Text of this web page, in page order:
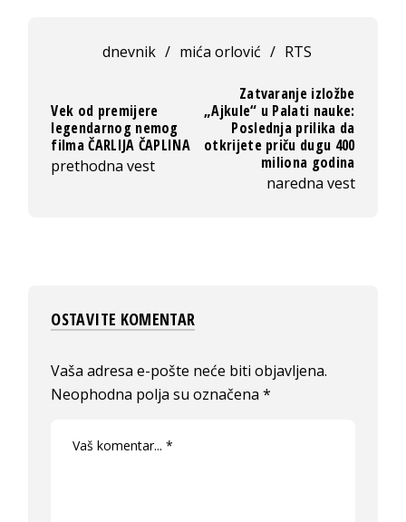
dnevnik / mića orlović / RTS
Vek od premijere
legendarnog nemog
filma ČARLIJA ČAPLINA
prethodna vest
Zatvaranje izložbe
„Ajkule“ u Palati nauke:
Poslednja prilika da
otkrijete priču dugu 400
miliona godina
naredna vest
OSTAVITE KOMENTAR
Vaša adresa e-pošte neće biti objavljena.
Neophodna polja su označena*